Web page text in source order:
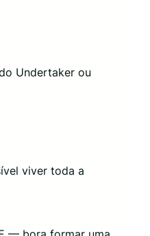
Undertaker ou
viver toda a